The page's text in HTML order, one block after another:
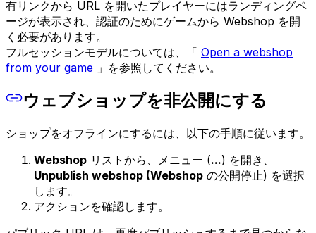
有リンクから URL を開いたプレイヤーにはランディングペ
ージが表示され、認証のためにゲームから Webshop を開
く必要があります。
フルセッションモデルについては、「 Open a webshop
from your game 」を参照してください。
ウェブショップを非公開にする
ショップをオフラインにするには、以下の手順に従います。
Webshop リストから、メニュー (...) を開き、
Unpublish webshop (Webshop の公開停止) を選択
します。
アクションを確認します。